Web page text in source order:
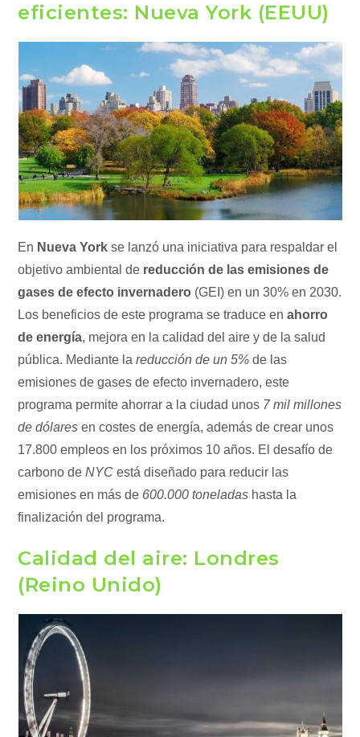
eficientes: Nueva York (EEUU)
En Nueva York se lanzó una iniciativa para respaldar el
objetivo ambiental de reducción de las emisiones de
gases de efecto invernadero (GEI) en un 30% en 2030.
Los beneficios de este programa se traduce enahorro
de energía, mejora en la calidad del aire y de la salud
pública. Mediante lareducción de un 5% de las
emisiones de gases de efecto invernadero, este
programa permite ahorrar a la ciudad unos 7 mil millones
de dólares en costes de energía, además de crear unos
17.800 empleos en los próximos 10 años. El desafío de
carbono deNYC está diseñado para reducir las
emisiones en más de 600.000 toneladas hasta la
finalización del programa.
Calidad del aire: Londres
(Reino Unido)